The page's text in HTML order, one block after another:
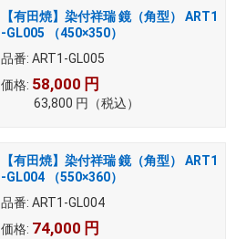
【有田焼】染付祥瑞 鏡（角型） ART1
-GL005 （450×350）
品番: ART1-GL005
価格: 58,000 円
63,800 円 （税込）
【有田焼】染付祥瑞 鏡（角型） ART1
-GL004 （550×360）
品番: ART1-GL004
価格: 74,000 円